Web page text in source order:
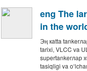
eng The
in the
Эң кatta
tarixi, VLCC va
supertankerлар
tasiqligi va